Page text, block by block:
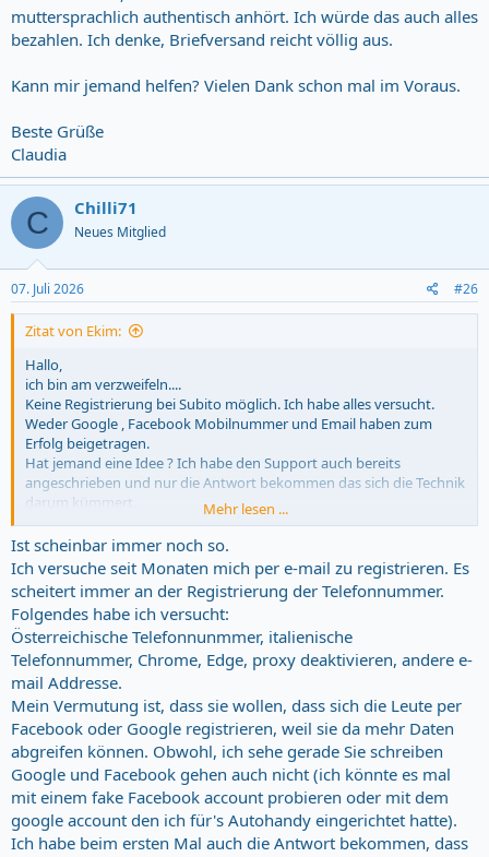
muttersprachlich authentisch anhört. Ich würde das auch alles
bezahlen. Ich denke, Briefversand reicht völlig aus.
Kann mir jemand helfen? Vielen Dank schon mal im Voraus.
Beste Grüße
Claudia
C Chilli71
Neues Mitglied
07. Juli 2026 #26
Zitat von Ekim:
Hallo,
ich bin am verzweifeln....
Keine Registrierung bei Subito möglich. Ich habe alles versucht.
Weder Google , Facebook Mobilnummer und Email haben zum
Erfolg beigetragen.
Hat jemand eine Idee ? Ich habe den Support auch bereits
angeschrieben und nur die Antwort bekommen das sich die Technik
darum kümmert.
Vielen Dank im voraus.
Grüße Mike
Mehr lesen ...
Ist scheinbar immer noch so.
Ich versuche seit Monaten mich per e-mail zu registrieren. Es
scheitert immer an der Registrierung der Telefonnummer.
Folgendes habe ich versucht:
Österreichische Telefonnunmmer, italienische
Telefonnummer, Chrome, Edge, proxy deaktivieren, andere e-
mail Addresse.
Mein Vermutung ist, dass sie wollen, dass sich die Leute per
Facebook oder Google registrieren, weil sie da mehr Daten
abgreifen können. Obwohl, ich sehe gerade Sie schreiben
Google und Facebook gehen auch nicht (ich könnte es mal
mit einem fake Facebook account probieren oder mit dem
google account den ich für's Autohandy eingerichtet hatte).
Ich habe beim ersten Mal auch die Antwort bekommen, dass